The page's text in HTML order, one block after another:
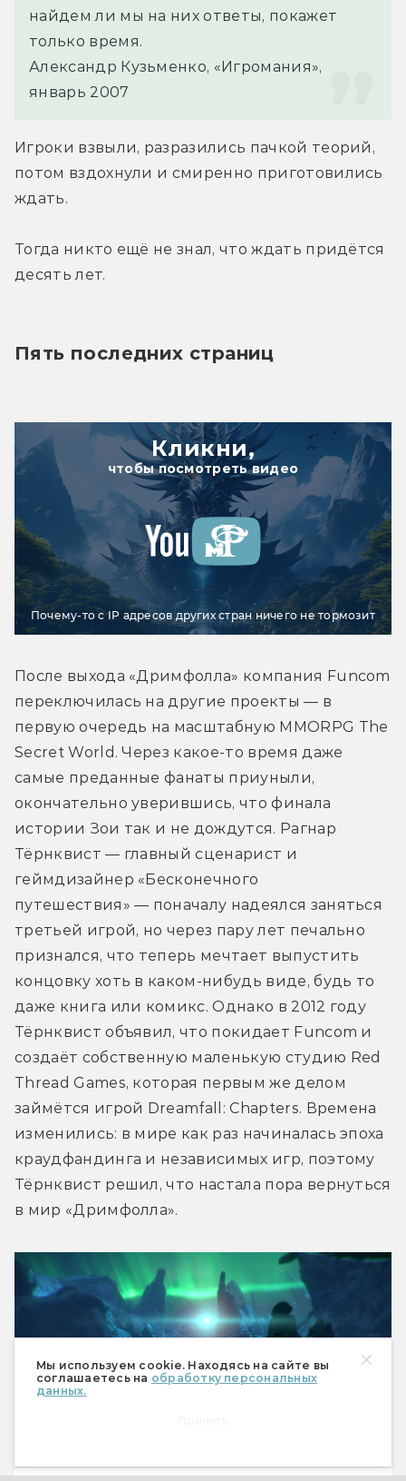
Мы используем cookie. Находясь на сайте вы
соглашаетесь на обработку персональных
данных.
найдем ли мы на них ответы, покажет
только время.
Александр Кузьменко, «Игромания»,
январь 2007
Игроки взвыли, разразились пачкой теорий,
потом вздохнули и смиренно приготовились
ждать.
Тогда никто ещё не знал, что ждать придётся
десять лет.
Пять последних страниц
Кликни,
чтобы посмотреть видео
Почему-то с IP адресов других стран ничего не тормозит
После выхода «Дримфолла» компания Funcom
переключилась на другие проекты — в
первую очередь на масштабную ММОRPG The
Secret World. Через какое-то время даже
самые преданные фанаты приуныли,
окончательно уверившись, что финала
истории Зои так и не дождутся. Рагнар
Тёрнквист — главный сценарист и
геймдизайнер «Бесконечного
путешествия» — поначалу надеялся заняться
третьей игрой, но через пару лет печально
признался, что теперь мечтает выпустить
концовку хоть в каком-нибудь виде, будь то
даже книга или комикс. Однако в 2012 году
Тёрнквист объявил, что покидает Funcom и
создаёт собственную маленькую студию Red
Thread Games, которая первым же делом
займётся игрой Dreamfall: Chapters. Времена
изменились: в мире как раз начиналась эпоха
краудфандинга и независимых игр, поэтому
Тёрнквист решил, что настала пора вернуться
в мир «Дримфолла».